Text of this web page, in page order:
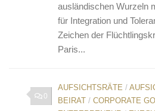
ausländischen Wurzeln
für Integration und
Zeichen der
Paris...
0
AUFSICHTSRÄTE /
BEIRAT / CORPORATE